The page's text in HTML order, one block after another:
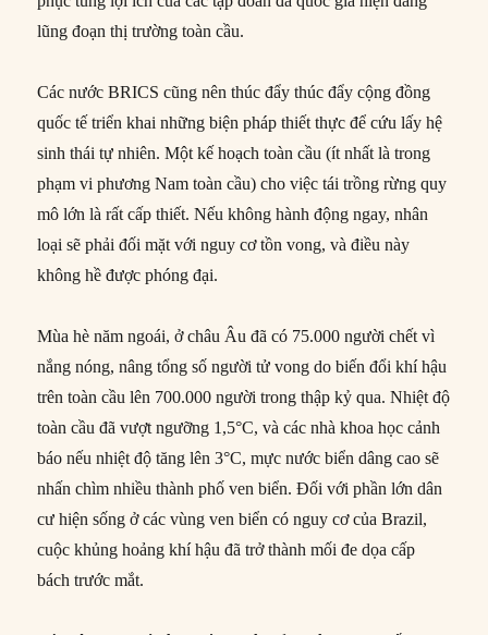
lũng đoạn thị trường toàn cầu.
Các nước BRICS cũng nên thúc đẩy thúc đẩy cộng đồng
quốc tế triển khai những biện pháp thiết thực để cứu lấy hệ
sinh thái tự nhiên. Một kế hoạch toàn cầu (ít nhất là trong
phạm vi phương Nam toàn cầu) cho việc tái trồng rừng quy
mô lớn là rất cấp thiết. Nếu không hành động ngay, nhân
loại sẽ phải đối mặt với nguy cơ tồn vong, và điều này
không hề được phóng đại.
Mùa hè năm ngoái, ở châu Âu đã có 75.000 người chết vì
nắng nóng, nâng tổng số người tử vong do biến đổi khí hậu
trên toàn cầu lên 700.000 người trong thập kỷ qua. Nhiệt độ
toàn cầu đã vượt ngưỡng 1,5°C, và các nhà khoa học cảnh
báo nếu nhiệt độ tăng lên 3°C, mực nước biển dâng cao sẽ
nhấn chìm nhiều thành phố ven biển. Đối với phần lớn dân
cư hiện sống ở các vùng ven biển có nguy cơ của Brazil,
cuộc khủng hoảng khí hậu đã trở thành mối đe dọa cấp
bách trước mắt.